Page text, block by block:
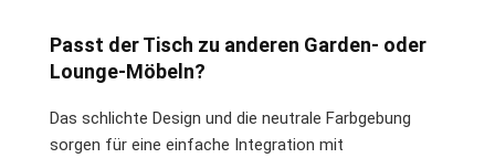
Passt der Tisch zu anderen Garden- oder
Lounge-Möbeln?
Das schlichte Design und die neutrale Farbgebung
sorgen für eine einfache Integration mit